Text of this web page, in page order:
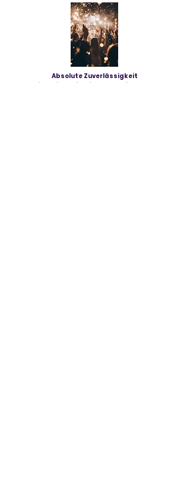
Absolute Zuverlässigkeit
Pünktlichkeit, professionelles Auftreten und 20